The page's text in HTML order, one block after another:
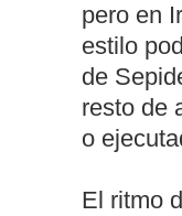
pero en
estilo
de
resto de
o
El ritmo